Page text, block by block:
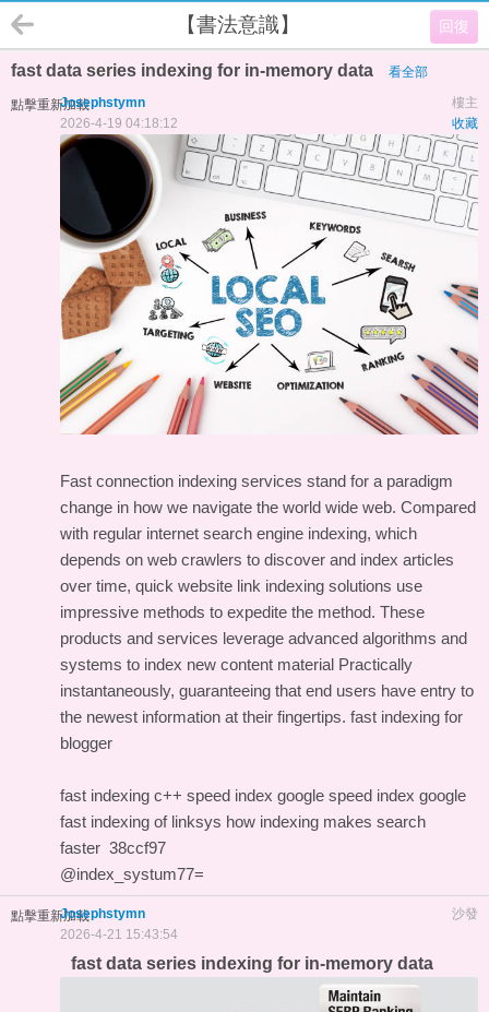
回復
【書法意識】
fast data series indexing for in-memory data 看全部
點擊重新加載 樓主
Josephstymn
收藏
2026-4-19 04:18:12
Fast connection indexing services stand for a paradigm
change in how we navigate the world wide web. Compared
with regular internet search engine indexing, which
depends on web crawlers to discover and index articles
over time, quick website link indexing solutions use
impressive methods to expedite the method. These
products and services leverage advanced algorithms and
systems to index new content material Practically
instantaneously, guaranteeing that end users have entry to
the newest information at their fingertips. fast indexing for
blogger
fast indexing c++ speed index google speed index google
fast indexing of linksys how indexing makes search
faster 38ccf97
@index_systum77=
點擊重新加載 沙發
Josephstymn
2026-4-21 15:43:54
fast data series indexing for in-memory data